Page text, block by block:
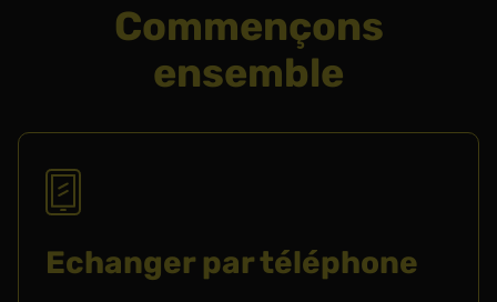
Commençons
ensemble
Echanger par téléphone